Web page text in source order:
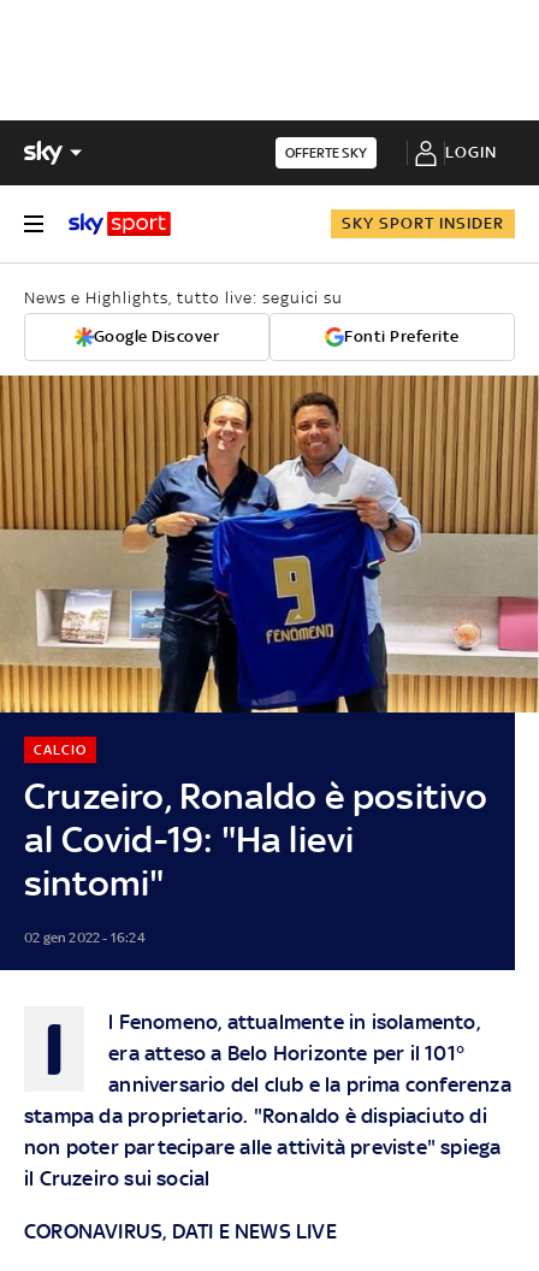
OFFERTE SKY LOGIN
SKY SPORT INSIDER
News e Highlights, tutto live: seguici su
Google Discover Fonti Preferite
Cruzeiro, Ronaldo è positivo
al Covid-19: "Ha lievi
sintomi"
CALCIO
02 gen 2022 - 16:24
I
l Fenomeno, attualmente in isolamento,
era atteso a Belo Horizonte per il 101°
anniversario del club e la prima conferenza
stampa da proprietario. "Ronaldo è dispiaciuto di
non poter partecipare alle attività previste" spiega
il Cruzeiro sui social
CORONAVIRUS, DATI E NEWS LIVE